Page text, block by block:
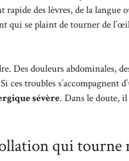
des lèvres, de la
qui se plaint de tourner de
Des douleurs abdominales,
ces troubles
sévère. Dans le doute,
qui tourne